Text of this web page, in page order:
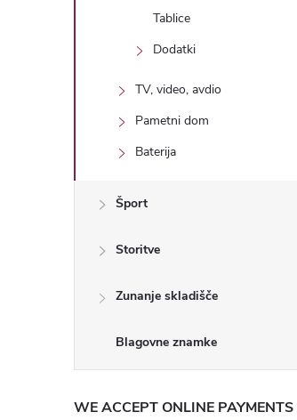
Tablice
Dodatki
TV, video, avdio
Pametni dom
Baterija
Šport
Storitve
Zunanje skladišče
WE ACCEPT ONLINE PAYMENTS